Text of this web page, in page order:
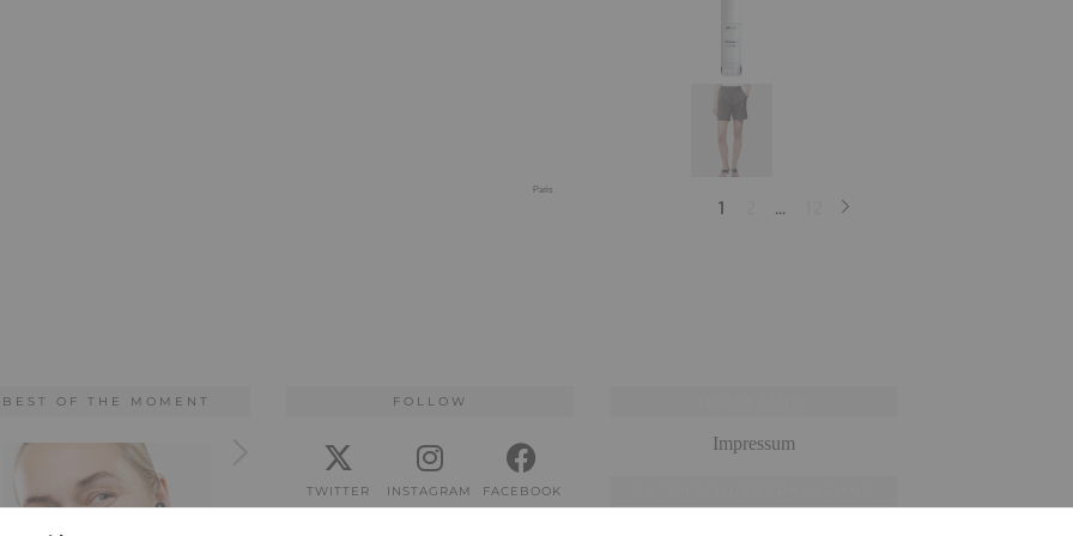
BEST OF THE MOMENT FOLLOW
TWITTER INSTAGRAM FACEBOOK
Impressum